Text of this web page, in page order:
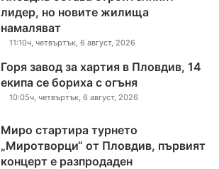
лидер, но новите жилища
намаляват
11:10ч, четвъртък, 6 август, 2026
Горя завод за хартия в Пловдив, 14
екипа се бориха с огъня
10:05ч, четвъртък, 6 август, 2026
Миро стартира турнето
„Миротворци“ от Пловдив, първият
концерт е разпродаден